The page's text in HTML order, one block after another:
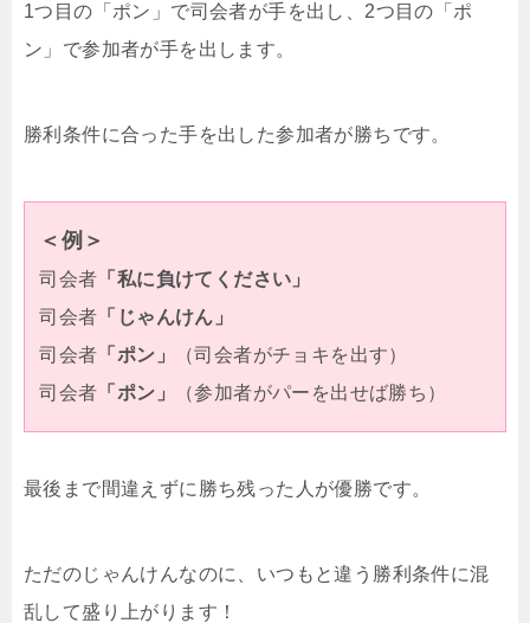
1つ目の「ポン」で司会者が手を出し、2つ目の「ポ
ン」で参加者が手を出します。
勝利条件に合った手を出した参加者が勝ちです。
＜例＞
司会者 「私に負けてください」
司会者 「じゃんけん」
司会者 「ポン」
（司会者がチョキを出す）
司会者 「ポン」 （参加者がパーを出せば勝ち）
最後まで間違えずに勝ち残った人が優勝です。
ただのじゃんけんなのに、いつもと違う勝利条件に混
乱して盛り上がります！